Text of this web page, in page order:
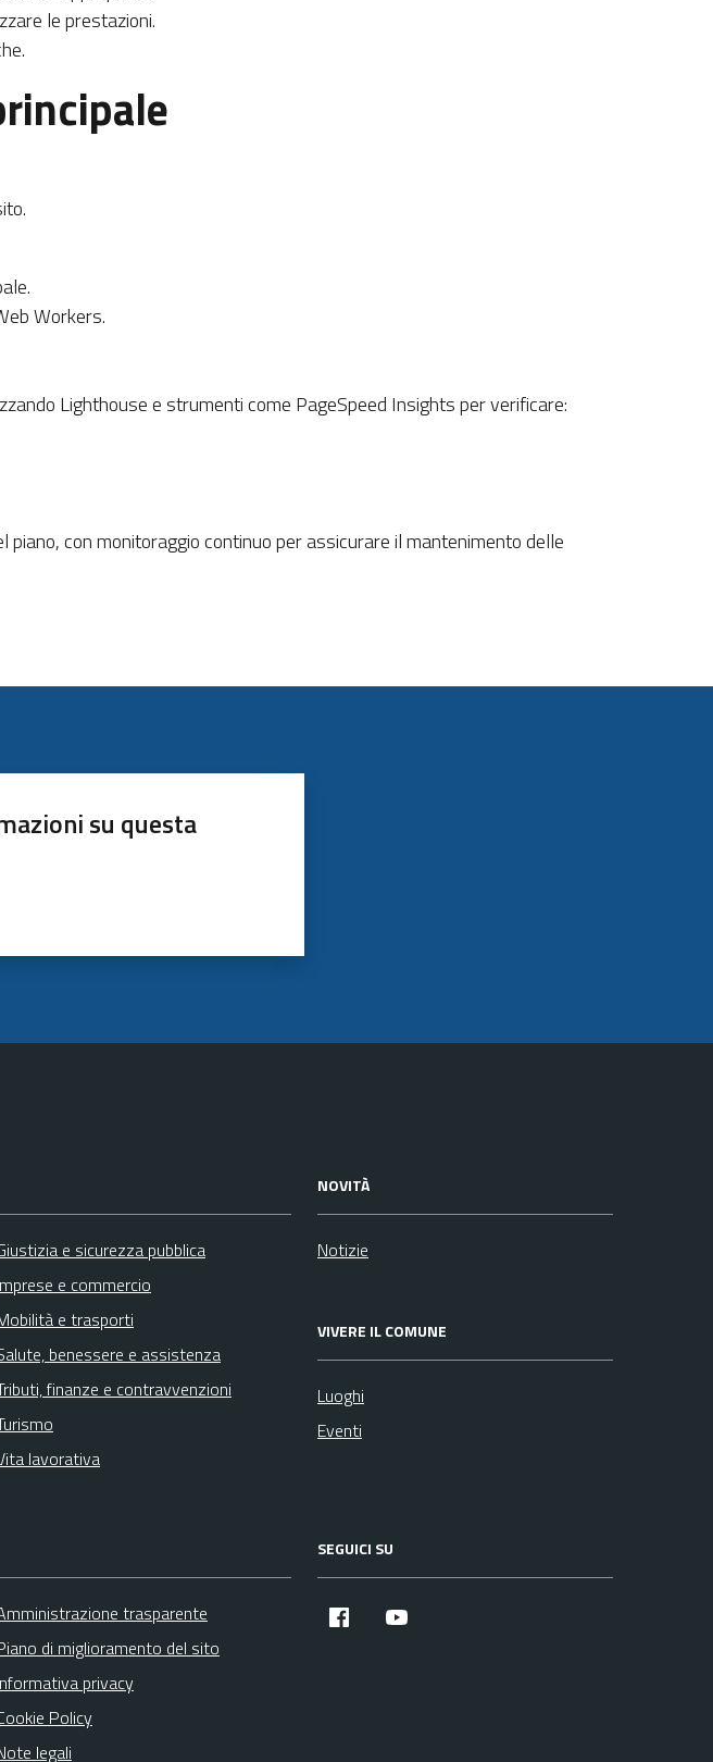
le prestazioni.
Workers.
Lighthouse e strumenti come PageSpeed Insights per verificare:
con monitoraggio continuo per assicurare il mantenimento delle
su questa
e sicurezza pubblica
e commercio
e trasporti
benessere e assistenza
finanze e contravvenzioni
lavorativa
NOVITÀ
Notizie
VIVERE IL COMUNE
Luoghi
Eventi
trasparente
di miglioramento del sito
privacy
Policy
legali
SEGUICI SU
Facebook